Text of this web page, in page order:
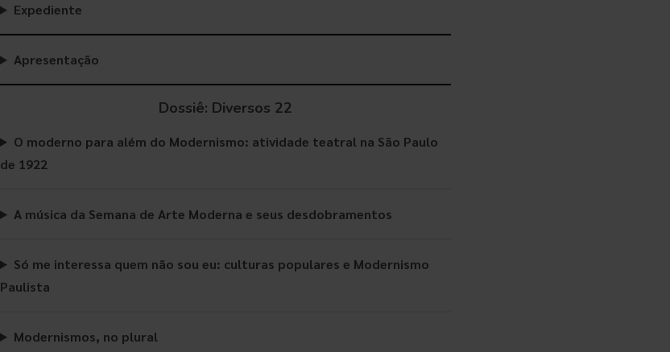
Expediente
Apresentação
Dossiê: Diversos 22
O moderno para além do Modernismo: atividade teatral na São Paulo
de 1922
A música da Semana de Arte Moderna e seus desdobramentos
Só me interessa quem não sou eu: culturas populares e Modernismo
Paulista
Modernismos, no plural